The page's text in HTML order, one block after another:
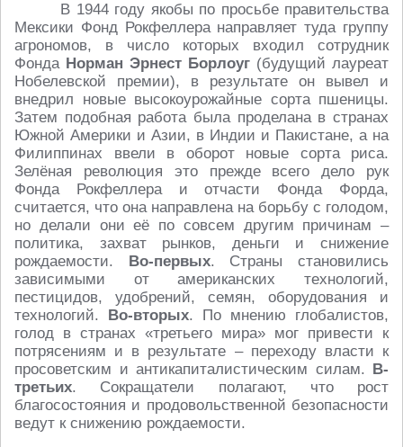
В 1944 году якобы по просьбе правительства
Мексики Фонд Рокфеллера направляет туда группу
агрономов, в число которых входил сотрудник
Фонда Норман Эрнест Борлоуг (будущий лауреат
Нобелевской премии), в результате он вывел и
внедрил новые высокоурожайные сорта пшеницы.
Затем подобная работа была проделана в странах
Южной Америки и Азии, в Индии и Пакистане, а на
Филиппинах ввели в оборот новые сорта риса.
Зелёная революция это прежде всего дело рук
Фонда Рокфеллера и отчасти Фонда Форда,
считается, что она направлена на борьбу с голодом,
но делали они её по совсем другим причинам –
политика, захват рынков, деньги и снижение
рождаемости. Во-первых. Страны становились
зависимыми от американских технологий,
пестицидов, удобрений, семян, оборудования и
технологий. Во-вторых. По мнению глобалистов,
голод в странах «третьего мира» мог привести к
потрясениям и в результате – переходу власти к
просоветским и антикапиталистическим силам. В-
третьих. Сокращатели полагают, что рост
благосостояния и продовольственной безопасности
ведут к снижению рождаемости.